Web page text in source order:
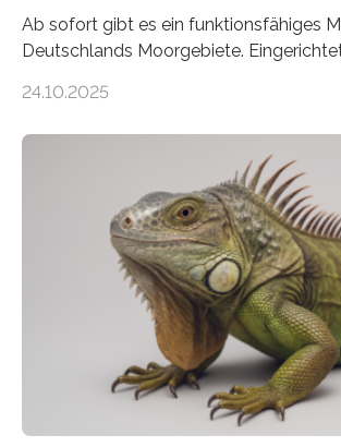
Ab sofort gibt es ein funktionsfähiges
Deutschlands Moorgebiete.
vergangenen fünf Jahren von
heutigen Donnerstag übergeben sie
Aufbauphase an den Auftraggeber, das
Bundesministerium für Landwirtschaft,
Heimat. Braunschweig/Eberswalde (23.
Ein Netz aus 155 Messstationen spannt
über Deutschlands Moorböden.
in den vergangenen fünf Jahren von
Wissenschaftlerinnen und
Thünen-Instituts für Agrarklimaschutz…
24.10.2025